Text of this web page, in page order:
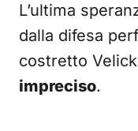
L’ultima
dalla difesa
costretto
impreciso.